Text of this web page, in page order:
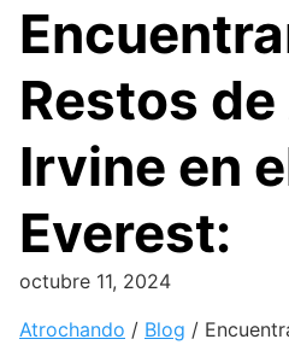
Restos
Irvine en
Everest:
octubre 11, 2024
Atrochando / Blog /